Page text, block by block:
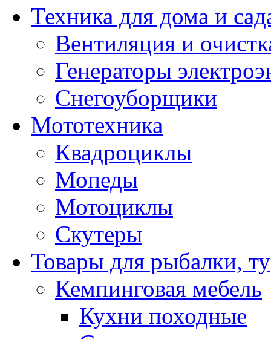
Техника для дома и
Вентиляция и
Генераторы
Снегоуборщики
Мототехника
Квадроциклы
Мопеды
Мотоциклы
Скутеры
Товары для рыбалки,
Кемпинговая мебель
Кухни походные